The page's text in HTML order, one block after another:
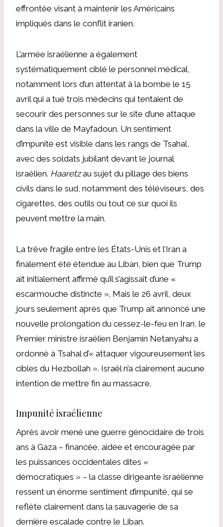
effrontée visant à maintenir les Américains
impliqués dans le conflit iranien.
L’armée israélienne a également
systématiquement ciblé le personnel médical,
notamment lors d’un attentat à la bombe le 15
avril qui a tué trois médecins qui tentaient de
secourir des personnes sur le site d’une attaque
dans la ville de Mayfadoun. Un sentiment
d’impunité est visible dans les rangs de Tsahal,
avec des soldats jubilant devant le journal
israélien. Haaretzau sujet du pillage des biens
civils dans le sud, notamment des téléviseurs, des
cigarettes, des outils ou tout ce sur quoi ils
peuvent mettre la main.
La trêve fragile entre les États-Unis et l’Iran a
finalement été étendue au Liban, bien que Trump
ait initialement affirmé qu’il s’agissait d’une «
escarmouche distincte ». Mais le 26 avril, deux
jours seulement après que Trump ait annoncé une
nouvelle prolongation du cessez-le-feu en Iran, le
Premier ministre israélien Benjamin Netanyahu a
ordonné à Tsahal d’« attaquer vigoureusement les
cibles du Hezbollah ». Israël n’a clairement aucune
intention de mettre fin au massacre.
Impunité israélienne
Après avoir mené une guerre génocidaire de trois
ans à Gaza – financée, aidée et encouragée par
les puissances occidentales dites «
démocratiques » – la classe dirigeante israélienne
ressent un énorme sentiment d’impunité, qui se
reflète clairement dans la sauvagerie de sa
dernière escalade contre le Liban.